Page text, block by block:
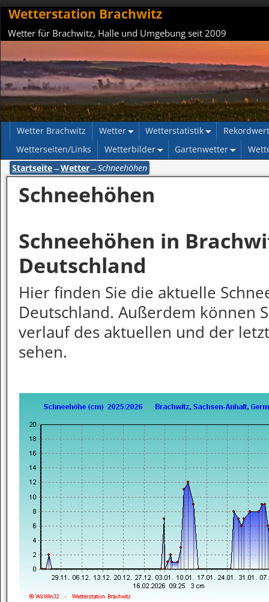
Wetterstation Brachwitz
Wetter für Brachwitz, Halle und Umgebung seit 2009
Wetter Brachwitz Wetter Wetterstatistik
Wetterseiten/Links
Wetterbilder Gartenwetter
Startseite→Wetter→Schneehöhen
Schneehöhen
Schneehöhen in
Deutschland
Hier finden Sie die aktuelle
Deutschland. Außerdem können
verlauf des aktuellen und der
sehen.